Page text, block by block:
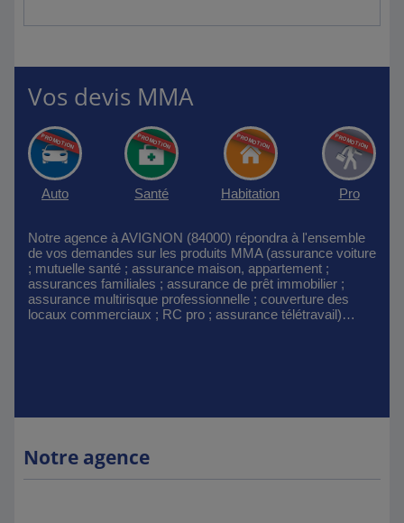
Vos devis MMA
Auto Santé Habitation Pro
Notre agence à AVIGNON (84000) répondra à l'ensemble
de vos demandes sur les produits MMA (assurance voiture
; mutuelle santé ; assurance maison, appartement ;
assurances familiales ; assurance de prêt immobilier ;
assurance multirisque professionnelle ; couverture des
locaux commerciaux ; RC pro ; assurance télétravail)…
Notre agence